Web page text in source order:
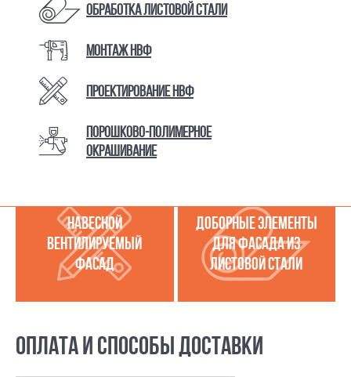
Обработка листовой стали
Монтаж НВФ
Проектирование НВФ
Порошково-полимерное
окрашивание
КАТАЛОГ ТОВАРОВ И УСЛУГ
УСЛУГИ ПО РАБОТЕ С
ЛИСТОВОЙ СТАЛЬЮ
(МЕТАЛЛИЧЕСКИЙ
НАВЕСНОЙ
ВЕНТИЛИРУЕМЫЙ
ФАСАД
ДОБОРНЫЕ ЭЛЕМЕНТЫ
ДЛЯ ФАСАДА ИЗ
ЛИСТОВОЙ СТАЛИ
ОПЛАТА И СПОСОБЫ ДОСТАВКИ